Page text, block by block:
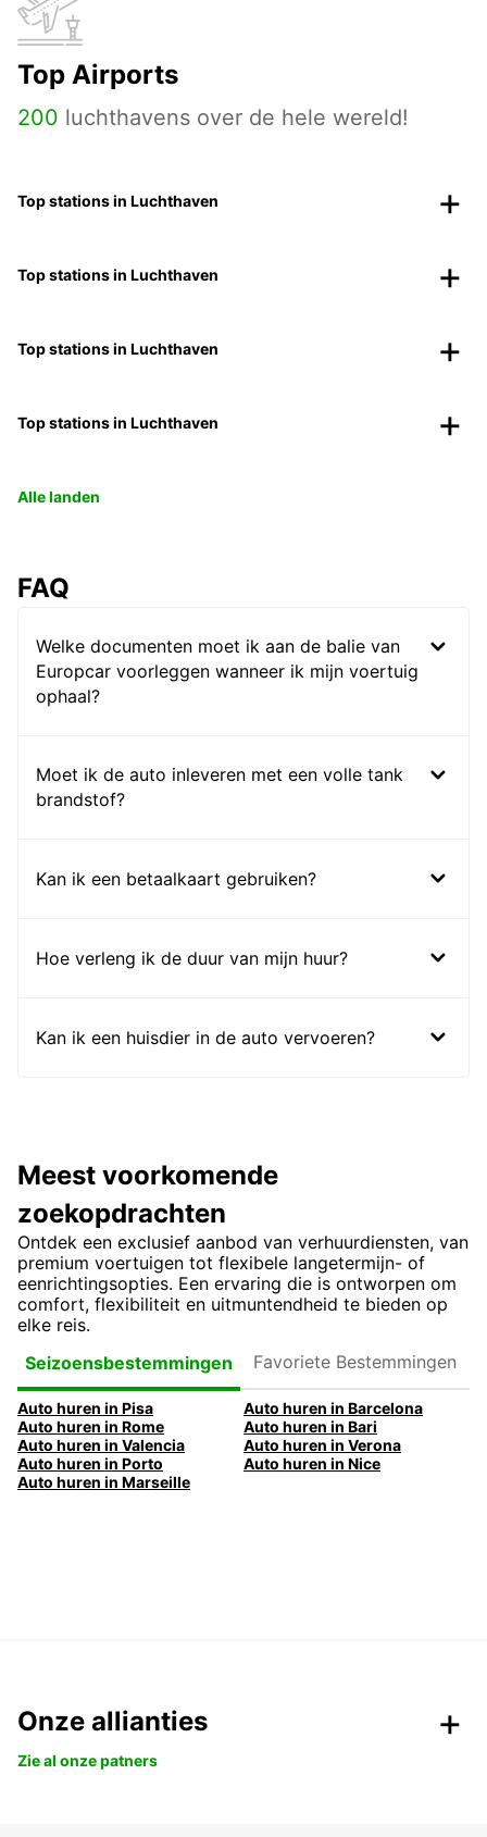
Top Airports
200 luchthavens over de hele wereld!
Top stations in Luchthaven
Top stations in Luchthaven
Top stations in Luchthaven
Top stations in Luchthaven
Alle landen
FAQ
Welke documenten moet ik aan de balie van
Europcar voorleggen wanneer ik mijn voertuig
ophaal?
Moet ik de auto inleveren met een volle tank
brandstof?
Kan ik een betaalkaart gebruiken?
Hoe verleng ik de duur van mijn huur?
Kan ik een huisdier in de auto vervoeren?
Meest voorkomende
zoekopdrachten
Ontdek een exclusief aanbod van verhuurdiensten, van
premium voertuigen tot flexibele langetermijn- of
eenrichtingsopties. Een ervaring die is ontworpen om
comfort, flexibiliteit en uitmuntendheid te bieden op
elke reis.
Seizoensbestemmingen
Bestemmingen
Auto huren in Pisa
Auto huren in Barcelona
Auto huren in Rome
Auto huren in Bari
Auto huren in Valencia
Auto huren in Verona
Auto huren in Porto
Auto huren in Nice
Auto huren in Marseille
Onze allianties
Zie al onze patners